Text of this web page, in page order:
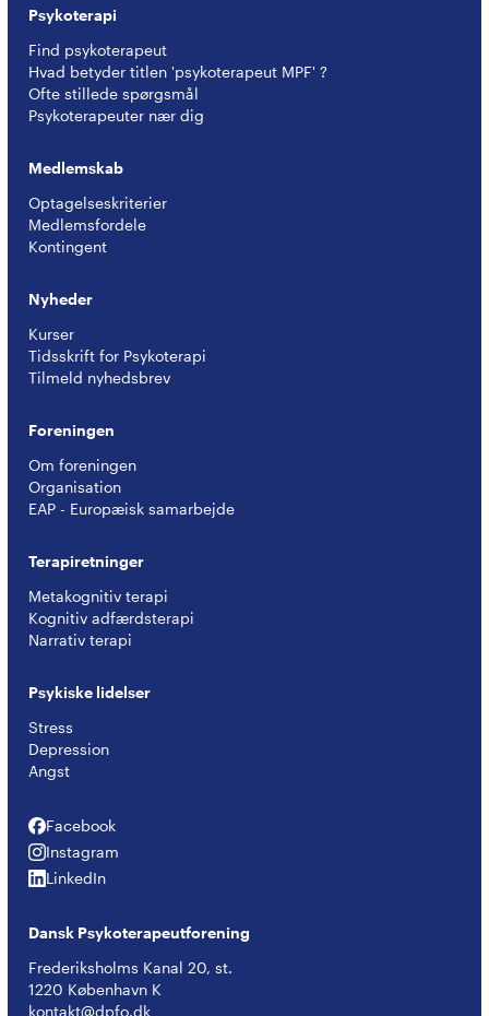
Psykoterapi
Find psykoterapeut
Hvad betyder titlen 'psykoterapeut MPF' ?
Ofte stillede spørgsmål
Psykoterapeuter nær dig
Medlemskab
Optagelseskriterier
Medlemsfordele
Kontingent
Nyheder
Kurser
Tidsskrift for Psykoterapi
Tilmeld nyhedsbrev
Foreningen
Om foreningen
Organisation
EAP - Europæisk samarbejde
Terapiretninger
Metakognitiv terapi
Kognitiv adfærdsterapi
Narrativ terapi
Psykiske lidelser
Stress
Depression
Angst
Facebook
Facebook
Instagram
Instagram
LinkedIn
LinkedIn
Dansk Psykoterapeutforening
Frederiksholms Kanal 20, st.
1220 København K
kontakt@dpfo.dk